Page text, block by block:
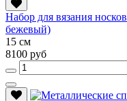
Набор для вязания
бежевый)
15 см
8100 руб